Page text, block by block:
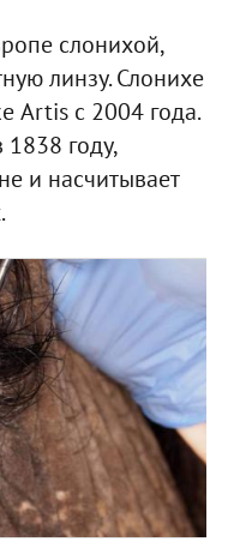
слонихой,
линзу. Слонихе
Artis с 2004 года.
году,
и насчитывает